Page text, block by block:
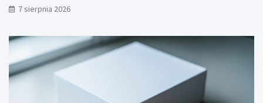
7 sierpnia 2026